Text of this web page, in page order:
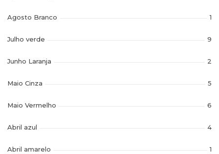
Agosto Branco 1
Julho verde 9
Junho Laranja 2
Maio Cinza 5
Maio Vermelho 6
Abril azul 4
Abril amarelo 1